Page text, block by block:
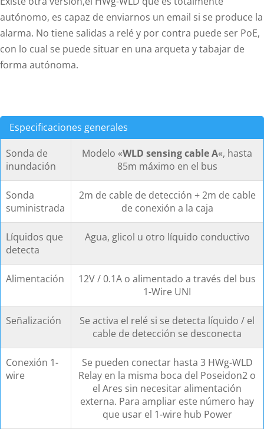
autónomo, es capaz de enviarnos un email si se produce la
alarma. No tiene salidas a relé y por contra puede ser PoE,
con lo cual se puede situar en una arqueta y tabajar de
forma autónoma.
Especificaciones generales
Sonda de
inundación
Modelo «WLD sensing cable A«, hasta
85m máximo en el bus
Sonda
suministrada
2m de cable de detección + 2m de cable
de conexión a la caja
Líquidos que
detecta
Agua, glicol u otro líquido conductivo
Alimentación
12V / 0.1A o alimentado a través del bus
1-Wire UNI
Señalización
Se activa el relé si se detecta líquido / el
cable de detección se desconecta
Conexión 1-
wire
Se pueden conectar hasta 3 HWg-WLD
Relay en la misma boca del Poseidon2 o
el Ares sin necesitar alimentación
externa. Para ampliar este número hay
que usar el 1-wire hub Power